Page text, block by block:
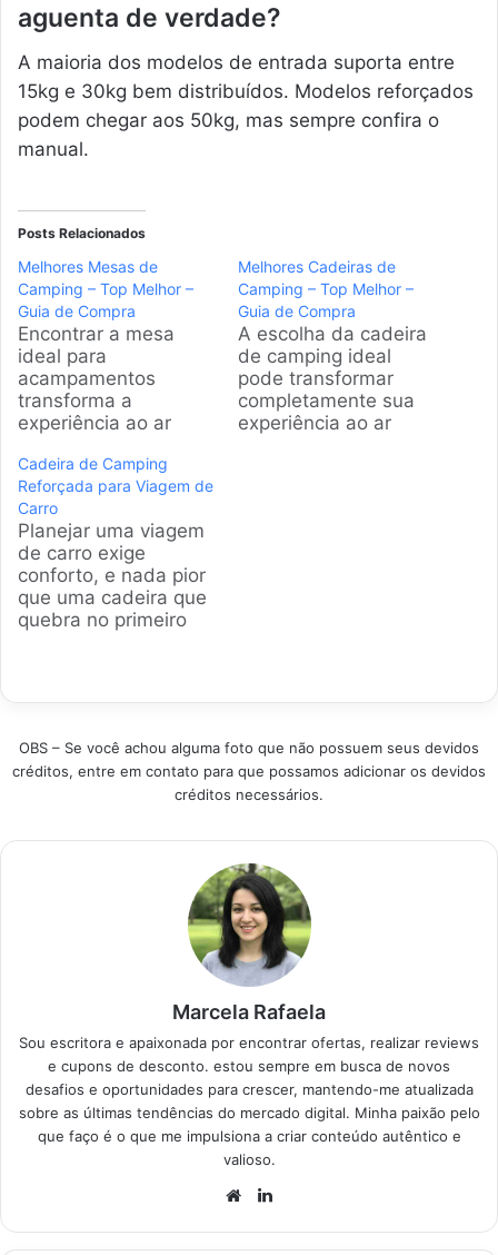
aguenta de verdade?
A maioria dos modelos de entrada suporta entre
15kg e 30kg bem distribuídos. Modelos reforçados
podem chegar aos 50kg, mas sempre confira o
manual.
Posts Relacionados
Melhores Mesas de
Camping – Top Melhor –
Guia de Compra
Encontrar a mesa
ideal para
acampamentos
transforma a
experiência ao ar
conforto e
organização.
Analisamos os
modelos mais
práticos e resistentes
disponíveis no
mercado brasileiro
para garantir que
em Destaque Como
escolher a melhor
Melhores Cadeiras de
Camping – Top Melhor –
Guia de Compra
A escolha da cadeira
de camping ideal
pode transformar
completamente sua
experiência ao ar
escolher a melhor
Cadeira…
Cadeira de Camping
Reforçada para Viagem de
Carro
Planejar uma viagem
de carro exige
conforto, e nada pior
que uma cadeira que
quebra no primeiro
avaliados do
Fizemos uma
curadoria rigorosa
para você encontrar a
reforçada ideal,
OBS – Se você achou alguma foto que não possuem seus devidos
créditos, entre em contato para que possamos adicionar os devidos
créditos necessários.
Marcela Rafaela
Sou escritora e apaixonada por encontrar ofertas, realizar reviews
e cupons de desconto. estou sempre em busca de novos
desafios e oportunidades para crescer, mantendo-me atualizada
sobre as últimas tendências do mercado digital. Minha paixão pelo
que faço é o que me impulsiona a criar conteúdo autêntico e
valioso.
Website